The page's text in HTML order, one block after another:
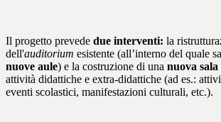
Il progetto prevede due interventi: la
dell'auditorium esistente (all’interno del quale
nuove aule) e la costruzione di una nuova
attività didattiche e extra-didattiche (ad es.:
eventi scolastici, manifestazioni culturali, etc.).